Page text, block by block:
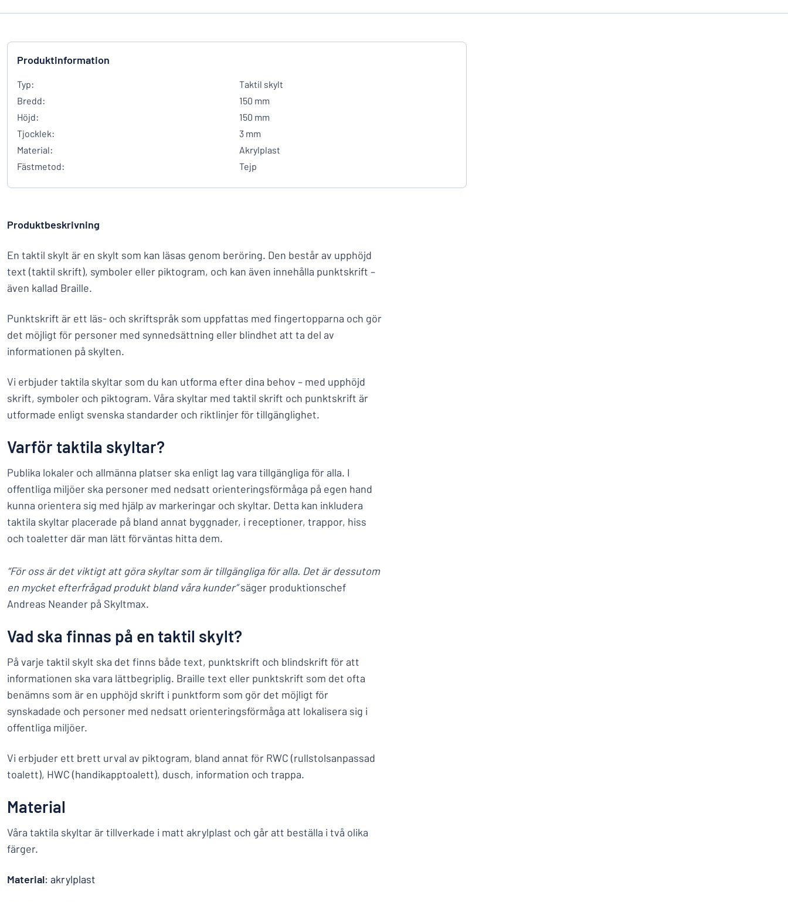
Produktinformation
Typ:
Taktil skylt
Bredd:
150 mm
Höjd:
150 mm
Tjocklek:
3 mm
Material:
Akrylplast
Fästmetod:
Tejp
Produktbeskrivning
En taktil skylt är en skylt som kan läsas genom beröring. Den består av upphöjd
text (taktil skrift), symboler eller piktogram, och kan även innehålla punktskrift –
även kallad Braille.
Punktskrift är ett läs- och skriftspråk som uppfattas med fingertopparna och gör
det möjligt för personer med synnedsättning eller blindhet att ta del av
informationen på skylten.
Vi erbjuder taktila skyltar som du kan utforma efter dina behov – med upphöjd
skrift, symboler och piktogram. Våra skyltar med taktil skrift och punktskrift är
utformade enligt svenska standarder och riktlinjer för tillgänglighet.
Varför taktila skyltar?
Publika lokaler och allmänna platser ska enligt lag vara tillgängliga för alla. I
offentliga miljöer ska personer med nedsatt orienteringsförmåga på egen hand
kunna orientera sig med hjälp av markeringar och skyltar. Detta kan inkludera
taktila skyltar placerade på bland annat byggnader, i receptioner, trappor, hiss
och toaletter där man lätt förväntas hitta dem.
“För oss är det viktigt att göra skyltar som är tillgängliga för alla. Det är dessutom
en mycket efterfrågad produkt bland våra kunder”säger produktionschef
Andreas Neander på Skyltmax.
Vad ska finnas på en taktil skylt?
På varje taktil skylt ska det finns både text, punktskrift och blindskrift för att
informationen ska vara lättbegriplig. Braille text eller punktskrift som det ofta
benämns som är en upphöjd skrift i punktform som gör det möjligt för
synskadade och personer med nedsatt orienteringsförmåga att lokalisera sig i
offentliga miljöer.
Vi erbjuder ett brett urval av piktogram, bland annat för RWC (rullstolsanpassad
toalett), HWC (handikapptoalett), dusch, information och trappa.
Material
Våra taktila skyltar är tillverkade i matt akrylplast och går att beställa i två olika
färger.
Material: akrylplast